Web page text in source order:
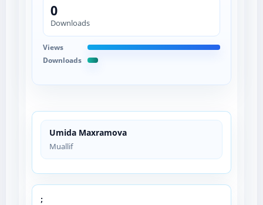
Umida Maxramova
Muallif
;
0
Downloads
Views
Downloads